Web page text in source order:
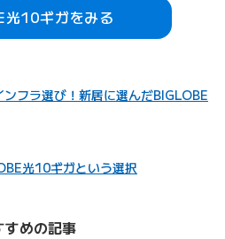
光10ギガをみる
フラ選び！新居に選んだBIGLOBE
光10ギガという選択
すめの記事